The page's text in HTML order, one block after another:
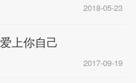
2018-05-23
上你自己
2017-09-19